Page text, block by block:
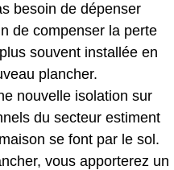
besoin de dépenser
de compenser la perte
souvent installée en
plancher.
nouvelle isolation sur
du secteur estiment
se font par le sol.
vous apporterez un